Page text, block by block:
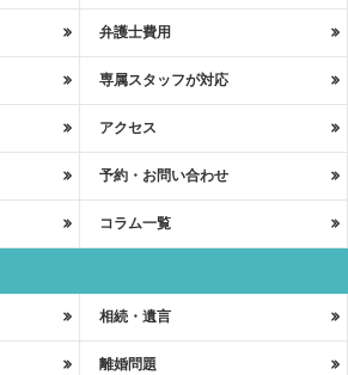
弁護士費用
専属スタッフが対応
アクセス
予約・お問い合わせ
コラム一覧
相続・遺言
離婚問題